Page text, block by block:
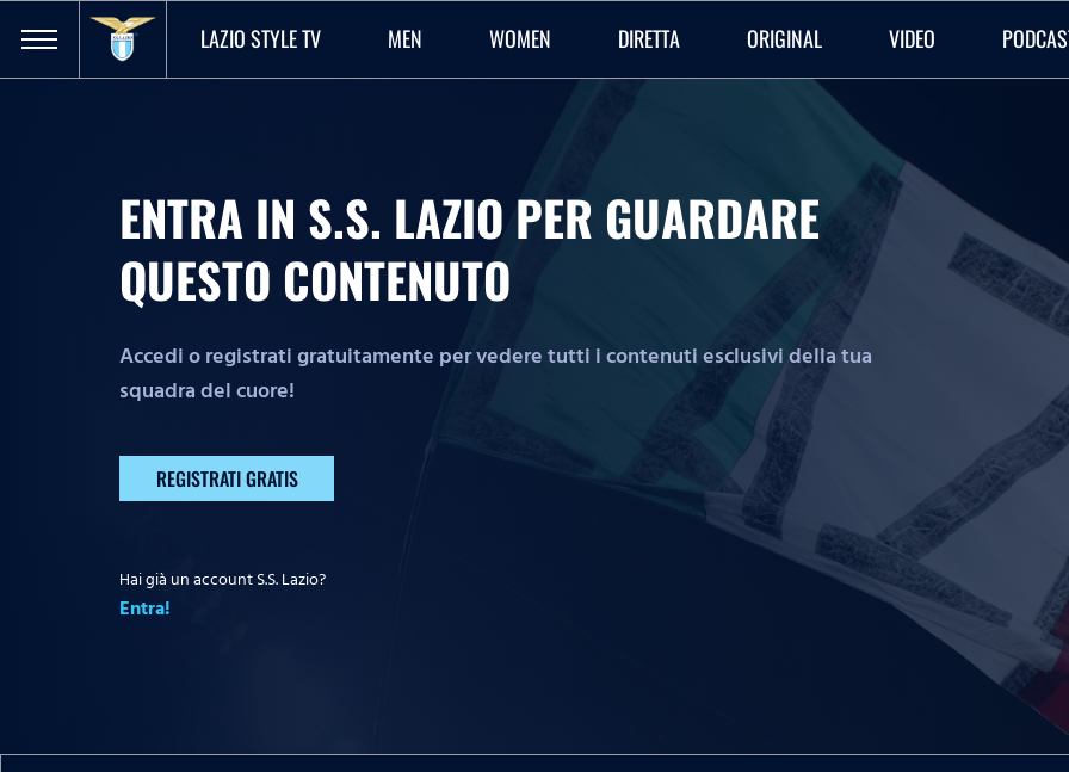
LAZIO STYLE TV MEN WOMEN DIRETTA ORIGINAL VIDEO
ENTRA IN S.S. LAZIO PER GUARDARE
QUESTO CONTENUTO
Accedi o registrati gratuitamente per vedere tutti i contenuti esclusivi della tua
squadra del cuore!
REGISTRATI GRATIS
Hai già un account S.S. Lazio?
Entra!